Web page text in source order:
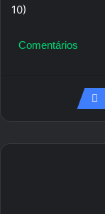
10)
Comentários